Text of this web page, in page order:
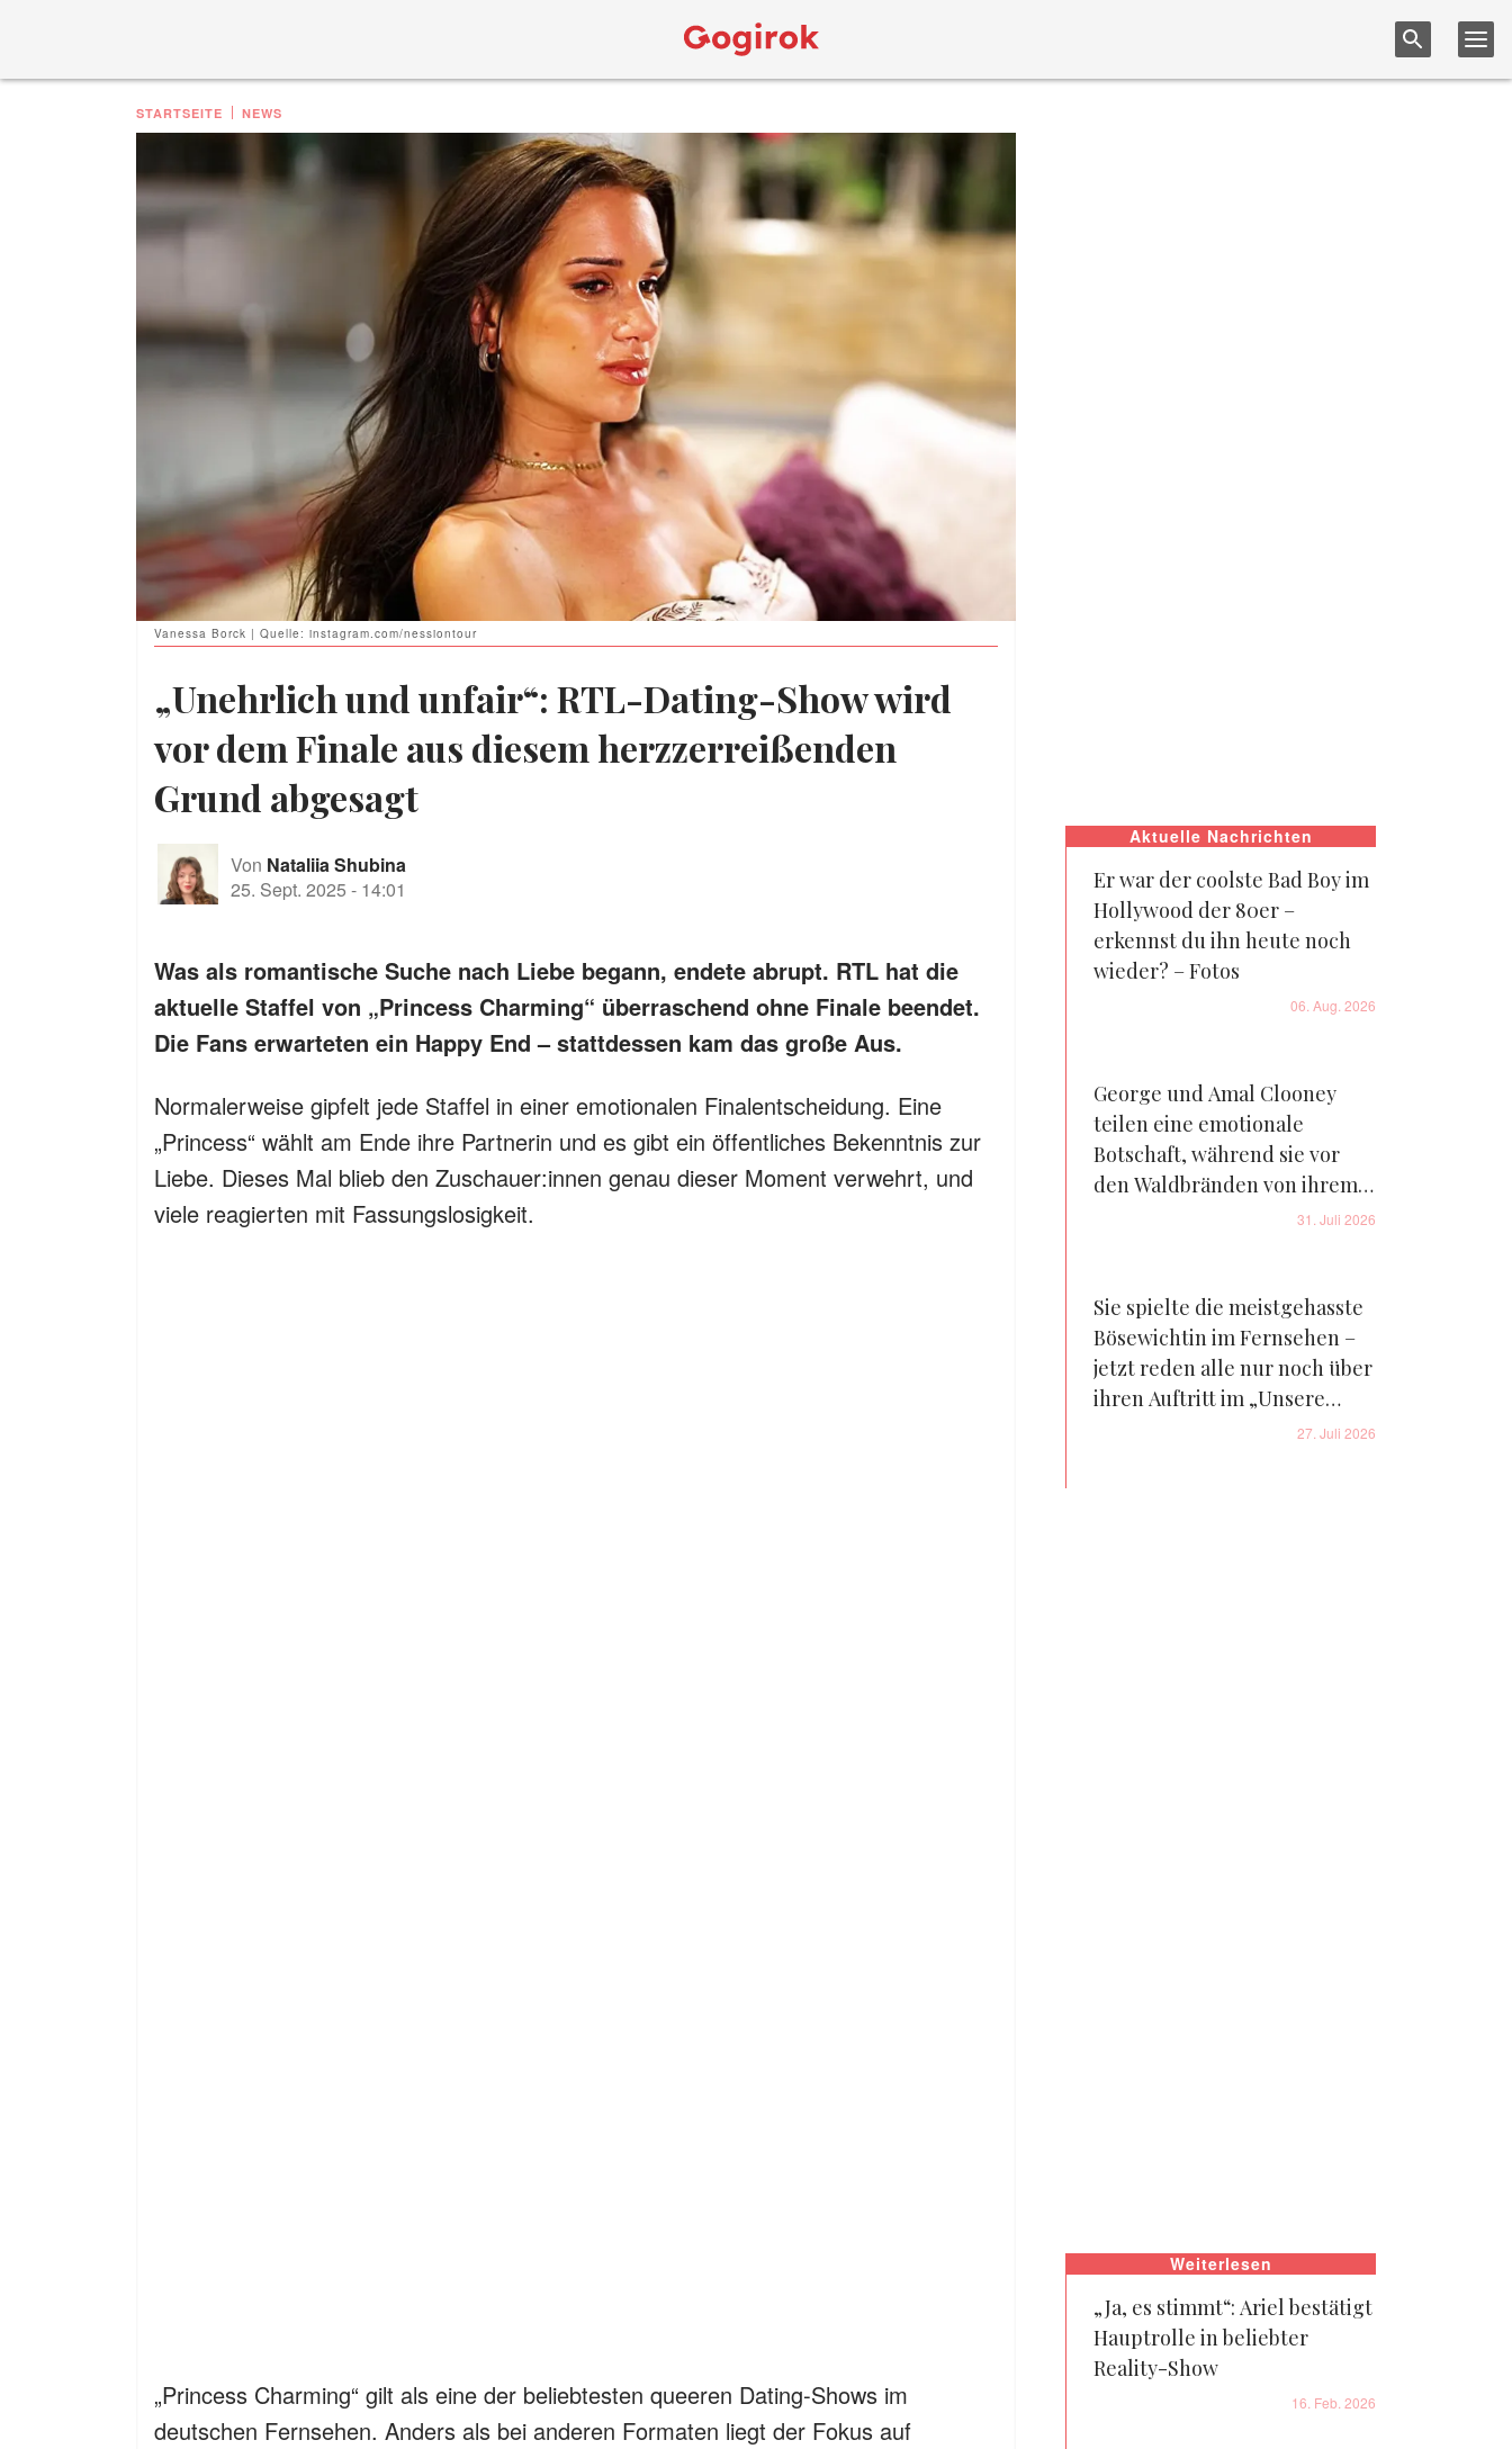
STARTSEITE NEWS
Vanessa Borck | Quelle: instagram.com/nessiontour
„Unehrlich und unfair“: RTL-Dating-Show wird
vor dem Finale aus diesem herzzerreißenden
Grund abgesagt
Von Nataliia Shubina
25. Sept. 2025 - 14:01
Was als romantische Suche nach Liebe begann, endete abrupt. RTL hat die
aktuelle Staffel von „Princess Charming“ überraschend ohne Finale beendet.
Die Fans erwarteten ein Happy End – stattdessen kam das große Aus.
Normalerweise gipfelt jede Staffel in einer emotionalen Finalentscheidung. Eine
„Princess“ wählt am Ende ihre Partnerin und es gibt ein öffentliches Bekenntnis zur
Liebe. Dieses Mal blieb den Zuschauer:innen genau dieser Moment verwehrt, und
viele reagierten mit Fassungslosigkeit.
„Princess Charming“ gilt als eine der beliebtesten queeren Dating-Shows im
deutschen Fernsehen. Anders als bei anderen Formaten liegt der Fokus auf
Aktuelle Nachrichten
Er war der coolste Bad Boy im
Hollywood der 80er –
erkennst du ihn heute noch
wieder? – Fotos
06. Aug. 2026
George und Amal Clooney
teilen eine emotionale
Botschaft, während sie vor
den Waldbränden von ihrem
Bauernhof in Frankreich31. Juli 2026
Sie spielte die meistgehasste
Bösewichtin im Fernsehen –
jetzt reden alle nur noch über
ihren Auftritt im „Unsere
kleine Farm“-Reboot – Fotos
27. Juli 2026
Weiterlesen
„Ja, es stimmt“: Ariel bestätigt
Hauptrolle in beliebter
Reality-Show
16. Feb. 2026